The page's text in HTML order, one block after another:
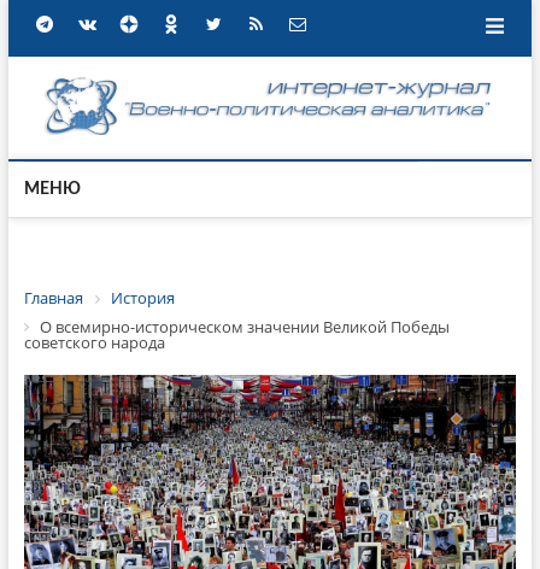
МЕНЮ
Главная
История
О всемирно-историческом значении Великой Победы
советского народа